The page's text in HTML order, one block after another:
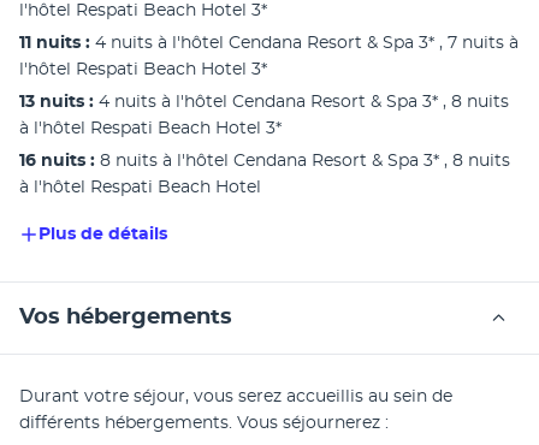
l'hôtel Respati Beach Hotel 3*
11 nuits : 4 nuits à l'hôtel Cendana Resort & Spa 3* , 7 nuits à
l'hôtel Respati Beach Hotel 3*
13 nuits : 4 nuits à l'hôtel Cendana Resort & Spa 3* , 8 nuits
à l'hôtel Respati Beach Hotel 3*
16 nuits : 8 nuits à l'hôtel Cendana Resort & Spa 3* , 8 nuits
à l'hôtel Respati Beach Hotel
Plus de détails
Vos hébergements
Durant votre séjour, vous serez accueillis au sein de
différents hébergements. Vous séjournerez :